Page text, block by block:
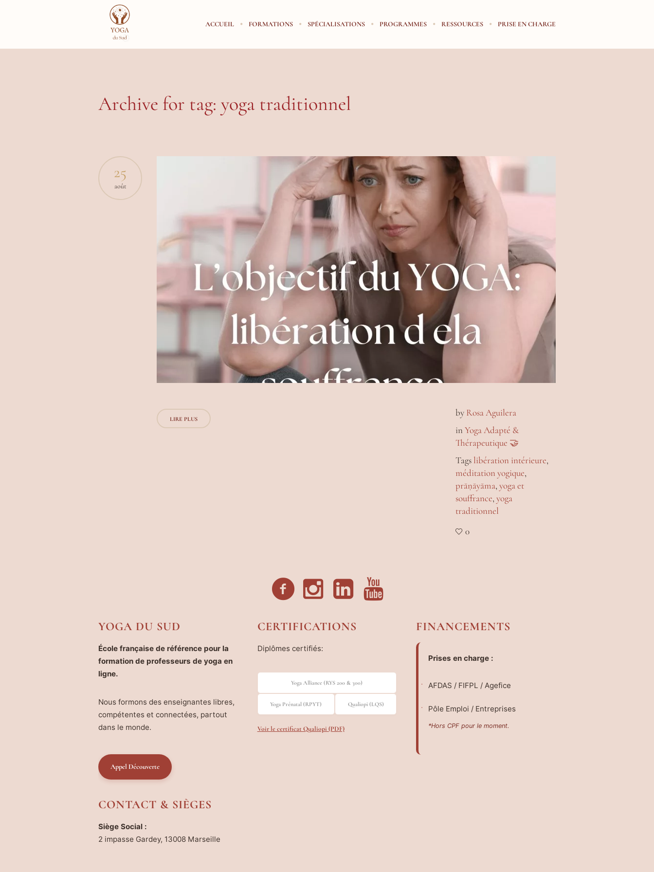
ACCUEIL FORMATIONS SPÉCIALISATIONS PROGRAMMES RESSOURCES PRISE EN CHARGE
Archive for tag: yoga traditionnel
25
août
LIRE PLUS
by Rosa Aguilera
in Yoga Adapté &
Thérapeutique 🤝
Tagslibération intérieure,
méditation yogique,
prāṇāyāma, yoga et
souffrance, yoga
traditionnel
0
YOGA DU SUD
École française de référence pour la
formation de professeurs de yoga en
ligne.
Nous formons des enseignantes libres,
compétentes et connectées, partout
dans le monde.
Appel Découverte
CERTIFICATIONS
Diplômes certifiés:
Yoga Alliance (RYS 200 & 300)
Yoga Prénatal (RPYT) Qualiopi (LQS)
Voir le certificat Qualiopi (PDF)
FINANCEMENTS
Prises en charge :
AFDAS / FIFPL / Agefice
Pôle Emploi / Entreprises
*Hors CPF pour le moment.
CONTACT & SIÈGES
Siège Social :
2 impasse Gardey, 13008 Marseille